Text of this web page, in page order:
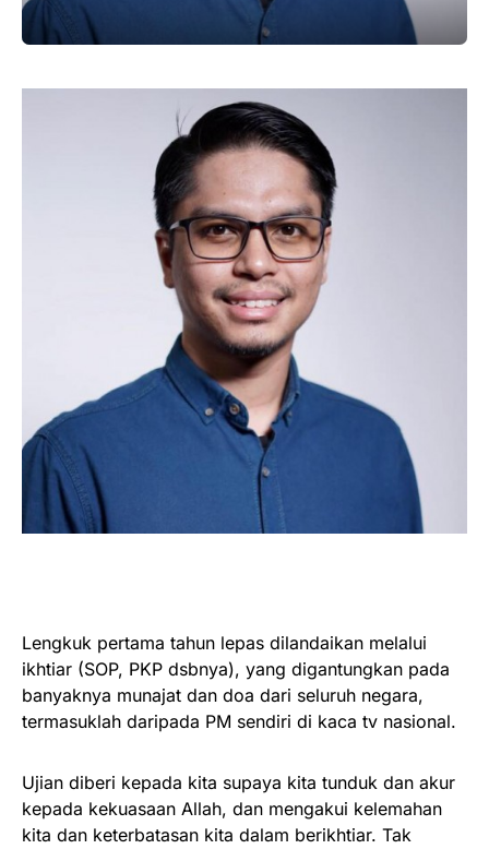
Lengkuk pertama tahun lepas dilandaikan melalui
ikhtiar (SOP, PKP dsbnya), yang digantungkan pada
banyaknya munajat dan doa dari seluruh negara,
termasuklah daripada PM sendiri di kaca tv nasional.
Ujian diberi kepada kita supaya kita tunduk dan akur
kepada kekuasaan Allah, dan mengakui kelemahan
kita dan keterbatasan kita dalam berikhtiar. Tak